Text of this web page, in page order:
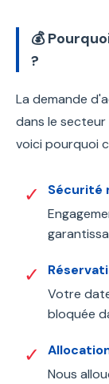
💰
?
La demande
dans le
voici pourquoi
✓
Sécurité
✓
Votre
bloquée
✓
Nous